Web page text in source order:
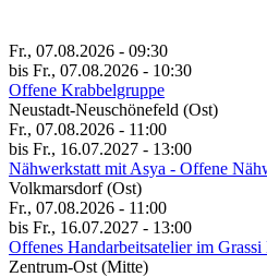
Fr., 07.08.2026 - 09:30
bis Fr., 07.08.2026 - 10:30
Offene Krabbelgruppe
Neustadt-Neuschönefeld (Ost)
Fr., 07.08.2026 - 11:00
bis Fr., 16.07.2027 - 13:00
Nähwerkstatt mit Asya - Offene
Volkmarsdorf (Ost)
Fr., 07.08.2026 - 11:00
bis Fr., 16.07.2027 - 13:00
Of­fe­nes Hand­a­r­beit­s­ate­li­er im
Zentrum-Ost (Mitte)